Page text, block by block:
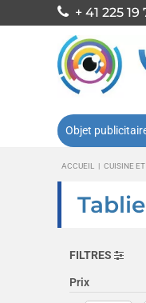
+ 41 225 19
Objet
ACCUEIL | CUISINE
FILTRES
Prix